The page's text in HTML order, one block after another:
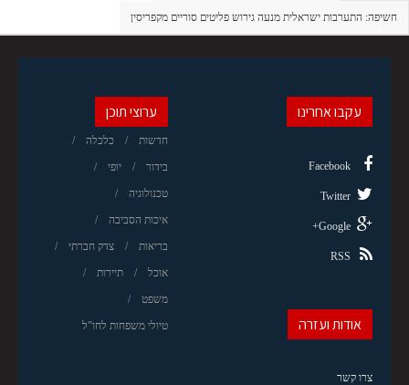
חשיפה: התערבות ישראלית מנעה גירוש פליטים סוריים מקפריסין
ערוצי תוכן
חדשות כלכלה
בידור יופי
טכנולוגיה
איכות הסביבה
בריאות צדק חברתי
אוכל תיירות
משפט
טיולי משפחות לחו"ל
עקבו אחרינו
Facebook
Twitter
Google+
RSS
אודות ועזרה
צרו קשר